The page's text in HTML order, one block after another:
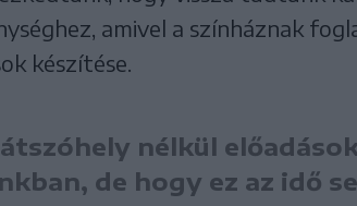
amivel a színháznak
készítése.
nélkül
de hogy ez az idő